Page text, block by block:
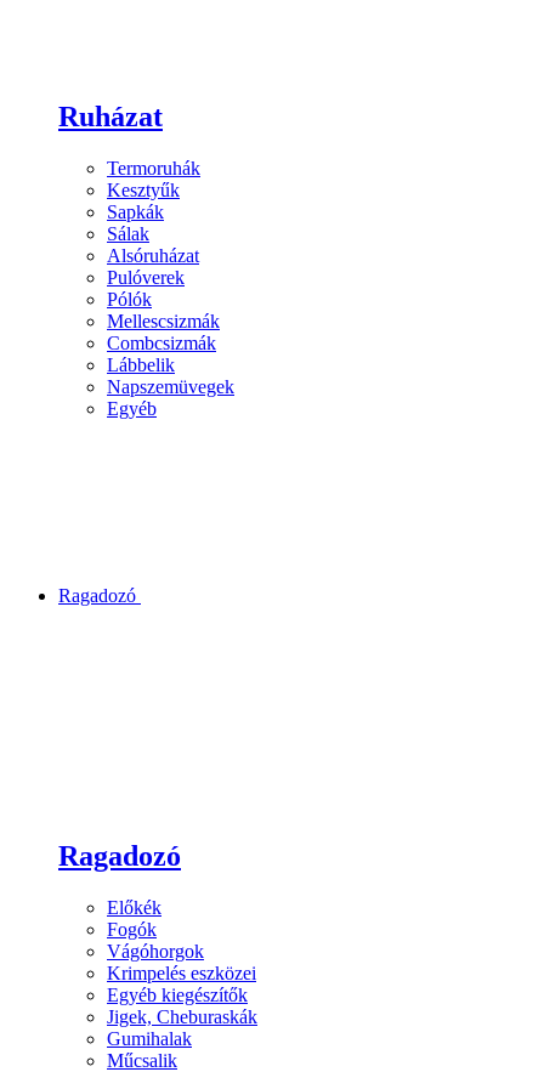
Ruházat
Termoruhák
Kesztyűk
Sapkák
Sálak
Alsóruházat
Pulóverek
Pólók
Mellescsizmák
Combcsizmák
Lábbelik
Napszemüvegek
Egyéb
Ragadozó
Ragadozó
Előkék
Fogók
Vágóhorgok
Krimpelés eszközei
Egyéb kiegészítők
Jigek, Cheburaskák
Gumihalak
Műcsalik